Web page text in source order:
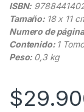
ISBN:
Tamaño: 18 x 11
Numero de
Contenido: 1 Tomo
Peso: 0,3 kg
$